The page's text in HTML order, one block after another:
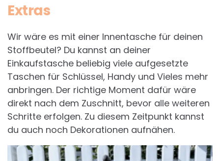
Extras
Wir wäre es mit einer Innentasche für deinen
Stoffbeutel? Du kannst an deiner
Einkaufstasche beliebig viele aufgesetzte
Taschen für Schlüssel, Handy und Vieles mehr
anbringen. Der richtige Moment dafür wäre
direkt nach dem Zuschnitt, bevor alle weiteren
Schritte erfolgen. Zu diesem Zeitpunkt kannst
du auch noch Dekorationen aufnähen.